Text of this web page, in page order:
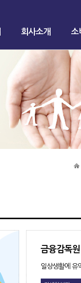
회사소개 소
금융감독
일상생활에 유